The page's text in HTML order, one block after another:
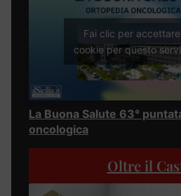
Fai clic per
cookie per questo
La Buona Salute 63°
oncologica
Oltre il